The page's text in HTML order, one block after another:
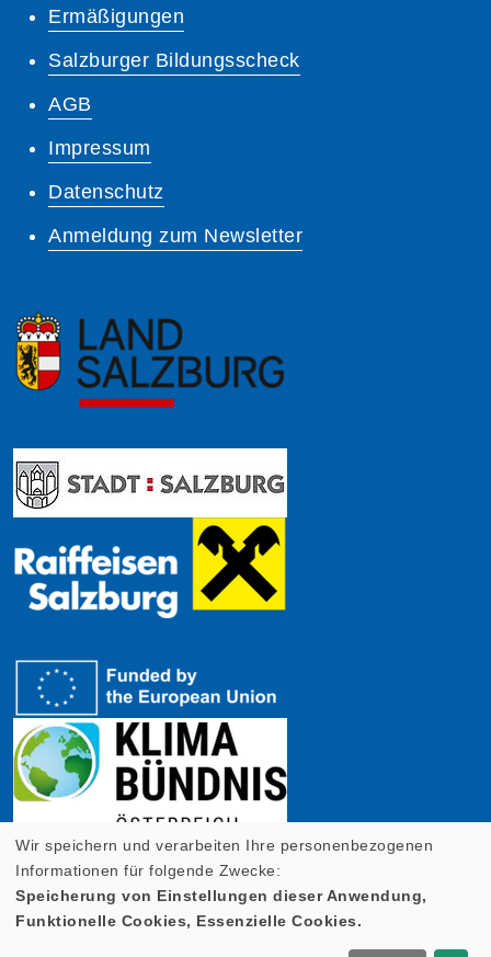
Ermäßigungen
Salzburger Bildungsscheck
AGB
Impressum
Datenschutz
Anmeldung zum Newsletter
Cookie Einstellungen
Wir speichern und verarbeiten Ihre personenbezogenen
Informationen für folgende Zwecke:
Speicherung von Einstellungen dieser Anwendung,
Funktionelle Cookies, Essenzielle Cookies.